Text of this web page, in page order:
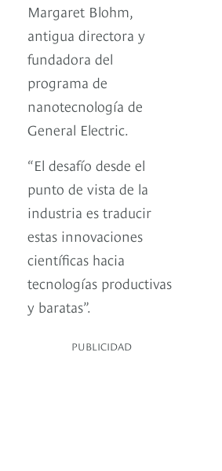
Margaret Blohm,
antigua directora y
fundadora del
programa de
nanotecnología de
General Electric.
“El desafío desde el
punto de vista de la
industria es traducir
estas innovaciones
científicas hacia
tecnologías productivas
y baratas”.
PUBLICIDAD